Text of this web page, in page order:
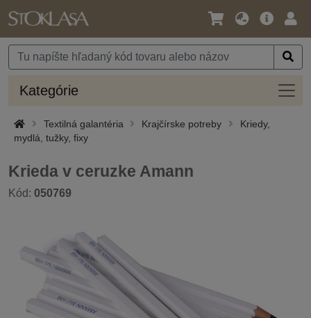
Jazyk
Mena
Hlavná
Kategórie
Textilná galantéria Krajčírske potreby
Kriedy,
mydlá, tužky, fixy
Krieda v ceruzke Amann
Kód: 050769